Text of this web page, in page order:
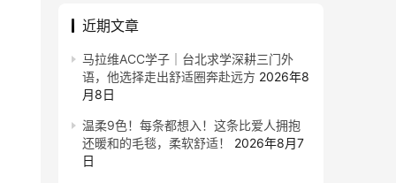
近期文章
马拉维ACC学子｜台北求学深耕三门外
语，他选择走出舒适圈奔赴远方 2026年8
月8日
温柔9色！每条都想入！这条比爱人拥抱
还暖和的毛毯，柔软舒适！
2026年8月7
日